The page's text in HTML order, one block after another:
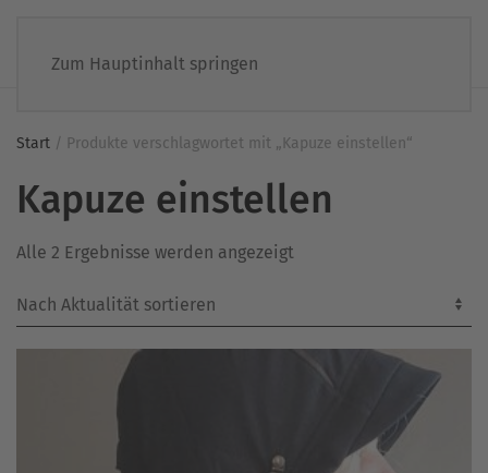
Zum Hauptinhalt springen
Start / Produkte verschlagwortet mit „Kapuze einstellen“
Kapuze einstellen
Alle 2 Ergebnisse werden angezeigt